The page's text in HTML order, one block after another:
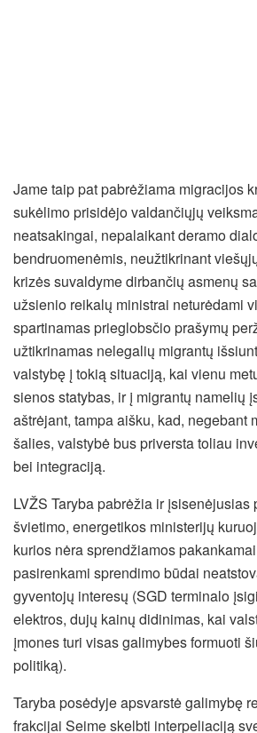
Jame taip pat pabrėžiama migracijos
sukėlimo prisidėjo valdančiųjų
neatsakingai, nepalaikant deramo
bendruomenėmis, neužtikrinant
krizės suvaldyme dirbančių asmenų
užsienio reikalų ministrai neturėdami
spartinamas prieglobsčio prašymų
užtikrinamas nelegalių migrantų
valstybę į tokią situaciją, kai vienu
sienos statybas, ir į migrantų namelių
aštrėjant, tampa aišku, kad, negebant
šalies, valstybė bus priversta toliau
bei integraciją.
LVŽS Taryba pabrėžia ir įsisenėjusias
švietimo, energetikos ministerijų
kurios nėra sprendžiamos
pasirenkami sprendimo būdai
gyventojų interesų (SGD terminalo
elektros, dujų kainų didinimas, kai
įmones turi visas galimybes formuoti
politiką).
Taryba posėdyje apsvarstė galimybę
frakcijai Seime skelbti interpeliaciją